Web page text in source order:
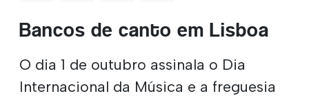
Bancos de canto em Lisboa
O dia 1 de outubro assinala o Dia
Internacional da Música e a freguesia